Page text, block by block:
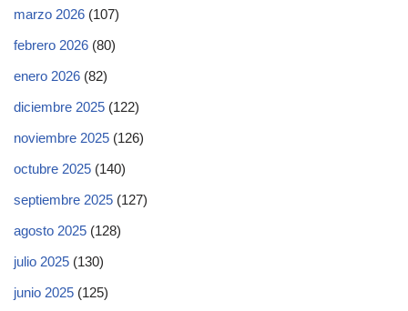
marzo 2026 (107)
febrero 2026 (80)
enero 2026 (82)
diciembre 2025 (122)
noviembre 2025 (126)
octubre 2025 (140)
septiembre 2025 (127)
agosto 2025 (128)
julio 2025 (130)
junio 2025 (125)